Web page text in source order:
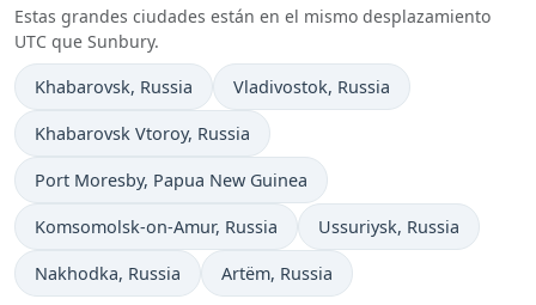
Estas grandes ciudades están en el mismo desplazamiento
UTC que Sunbury.
Hora actual en
Khabarovsk, Russia Hora actual en
Vladivostok, Russia
Hora actual en
Khabarovsk Vtoroy, Russia
Hora actual en
Port Moresby, Papua New Guinea
Hora actual en
Komsomolsk-on-Amur, Russia Hora actual en
Ussuriysk, Russia
Hora actual en
Nakhodka, Russia Hora actual en
Artëm, Russia